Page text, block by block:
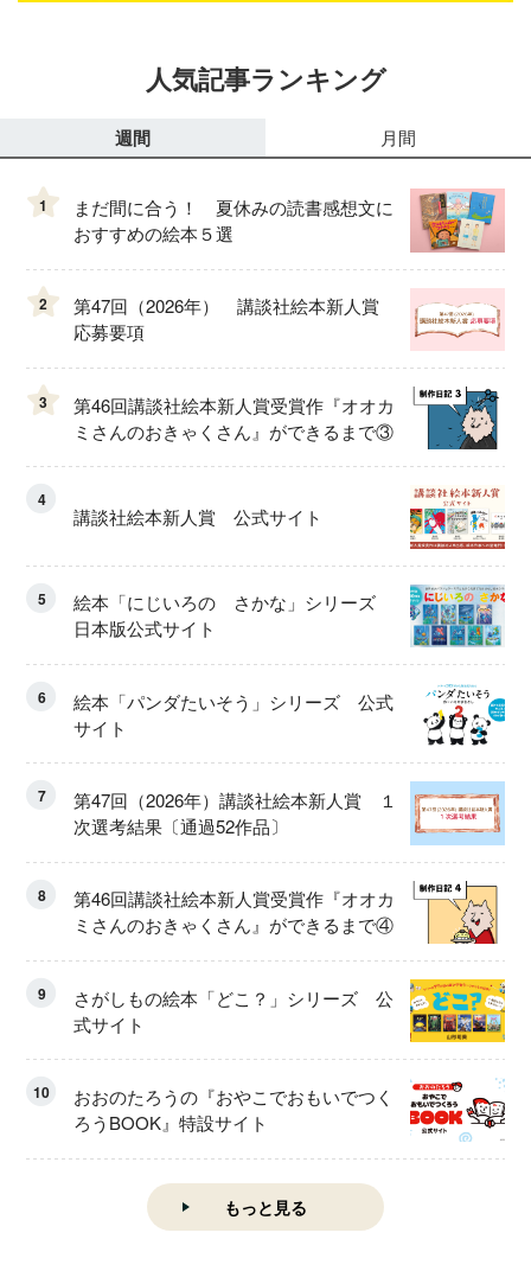
人気記事ランキング
週間 月間
1
まだ間に合う！ 夏休みの読書感想文に
おすすめの絵本５選
2
第47回（2026年） 講談社絵本新人賞
応募要項
3
第46回講談社絵本新人賞受賞作『オオカ
ミさんのおきゃくさん』ができるまで③
4
講談社絵本新人賞 公式サイト
5
絵本「にじいろの さかな」シリーズ
日本版公式サイト
6
絵本「パンダたいそう」シリーズ 公式
サイト
7
第47回（2026年）講談社絵本新人賞 １
次選考結果〔通過52作品〕
8
第46回講談社絵本新人賞受賞作『オオカ
ミさんのおきゃくさん』ができるまで④
9
さがしもの絵本「どこ？」シリーズ 公
式サイト
10
おおのたろうの『おやこでおもいでつく
ろうBOOK』特設サイト
もっと見る